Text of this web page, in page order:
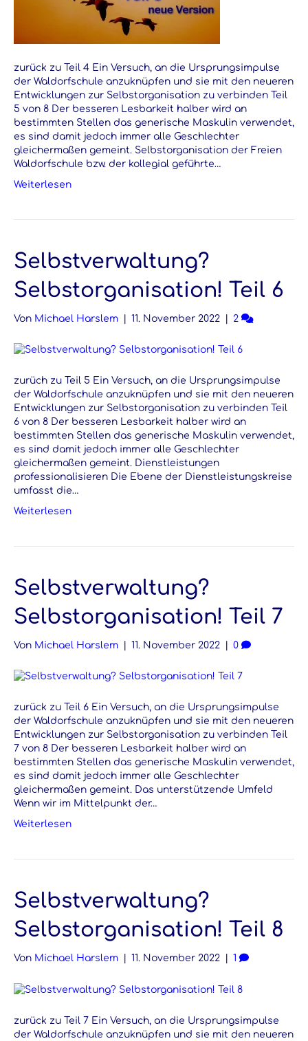
zurück zu Teil 4 Ein Versuch, an die Ursprungsimpulse
der Waldorfschule anzuknüpfen und sie mit den neueren
Entwicklungen zur Selbstorganisation zu verbinden Teil
5 von 8 Der besseren Lesbarkeit halber wird an
bestimmten Stellen das generische Maskulin verwendet,
es sind damit jedoch immer alle Geschlechter
gleichermaßen gemeint. Selbstorganisation der Freien
Waldorfschule bzw. der kollegial geführte…
Weiterlesen
Selbstverwaltung?
Selbstorganisation! Teil 6
Von Michael Harslem 11. November 2022 2
zurüch zu Teil 5 Ein Versuch, an die Ursprungsimpulse
der Waldorfschule anzuknüpfen und sie mit den neueren
Entwicklungen zur Selbstorganisation zu verbinden Teil
6 von 8 Der besseren Lesbarkeit halber wird an
bestimmten Stellen das generische Maskulin verwendet,
es sind damit jedoch immer alle Geschlechter
gleichermaßen gemeint. Dienstleistungen
professionalisieren Die Ebene der Dienstleistungskreise
umfasst die…
Weiterlesen
Selbstverwaltung?
Selbstorganisation! Teil 7
Von Michael Harslem 11. November 2022 0
zurück zu Teil 6 Ein Versuch, an die Ursprungsimpulse
der Waldorfschule anzuknüpfen und sie mit den neueren
Entwicklungen zur Selbstorganisation zu verbinden Teil
7 von 8 Der besseren Lesbarkeit halber wird an
bestimmten Stellen das generische Maskulin verwendet,
es sind damit jedoch immer alle Geschlechter
gleichermaßen gemeint. Das unterstützende Umfeld
Wenn wir im Mittelpunkt der…
Weiterlesen
Selbstverwaltung?
Selbstorganisation! Teil 8
Von Michael Harslem 11. November 2022 1
zurück zu Teil 7 Ein Versuch, an die Ursprungsimpulse
der Waldorfschule anzuknüpfen und sie mit den neueren